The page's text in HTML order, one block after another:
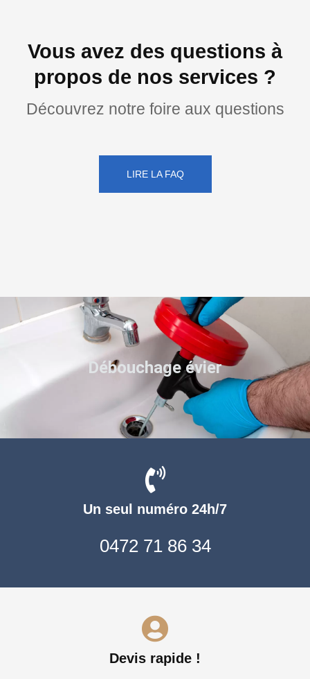
Vous avez des questions à
propos de nos services ?
Découvrez notre foire aux questions
LIRE LA FAQ
Un seul numéro 24h/7
0472 71 86 34
Devis rapide !
Débouchage évier